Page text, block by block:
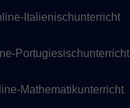
Italienischunterricht
Portugiesischunterricht
Mathematikunterricht